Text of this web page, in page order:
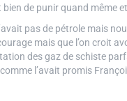
de punir quand même
pas de pétrole mais
mais que l’on croit
des gaz de schiste
l’avait promis